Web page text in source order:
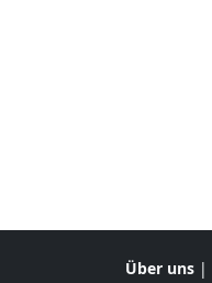
Über uns |